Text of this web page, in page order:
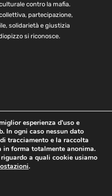
contro la mafia.
partecipazione,
solidarietà e giustizia
si riconosce.
Contatti
Protection Policy
| Tutti i diritti riservati | Sede
esperienza d'uso e
In ogni caso nessun dato
tracciamento e la raccolta
forma totalmente anonima.
a quali cookie usiamo
.